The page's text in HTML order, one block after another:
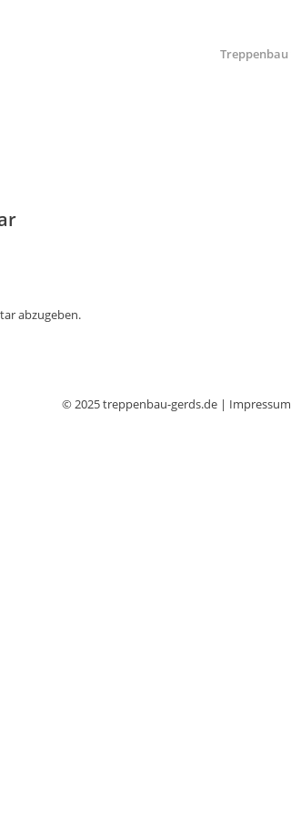
Treppenbau
abzugeben.
© 2025 treppenbau-gerds.de | Impressum